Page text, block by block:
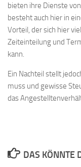
bieten ihre Dienste
besteht auch hier in
Vorteil, der sich hier
Zeiteinteilung und
kann.
Ein Nachteil stellt
muss und gewisse
das
DAS KÖNNTE